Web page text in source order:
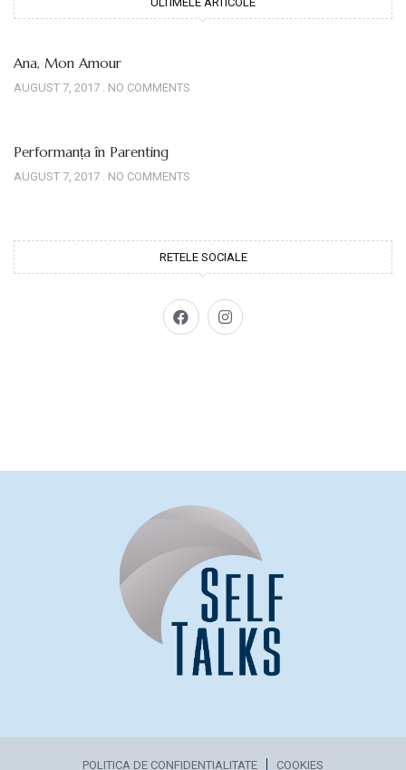
Ana, Mon Amour
AUGUST 7, 2017 NO COMMENTS
Performanța în Parenting
AUGUST 7, 2017 NO COMMENTS
RETELE SOCIALE
POLITICA DE CONFIDENTIALITATE COOKIES